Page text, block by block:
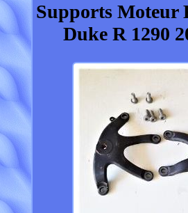
Supports Moteur
Duke R 1290